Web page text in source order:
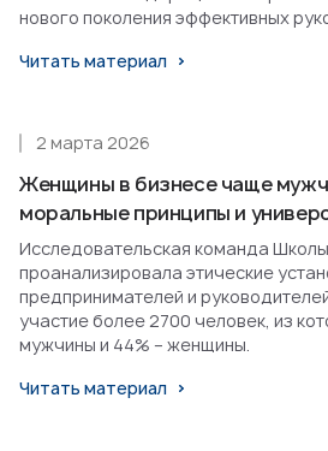
нового поколения эффективных
Читать материал
Женщины в бизнесе чаще
моральные принципы и
2 марта 2026
Исследовательская команда
проанализировала этические
предпринимателей и
участие более 2700 человек, из
мужчины и 44% – женщины.
Читать материал